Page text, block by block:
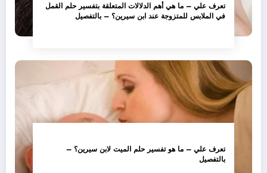
تعرف علي – ما هي أهم الدلالات المتعلقة بتفسير حلم القمل
في الملابس للمتزوجة عند ابن سيرين؟ – بالتفصيل
تعرف علي – ما هو تفسير حلم الميت لابن سيرين؟ –
بالتفصيل